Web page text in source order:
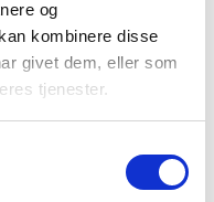
og
kombinere disse
givet dem, eller som
tjenester.